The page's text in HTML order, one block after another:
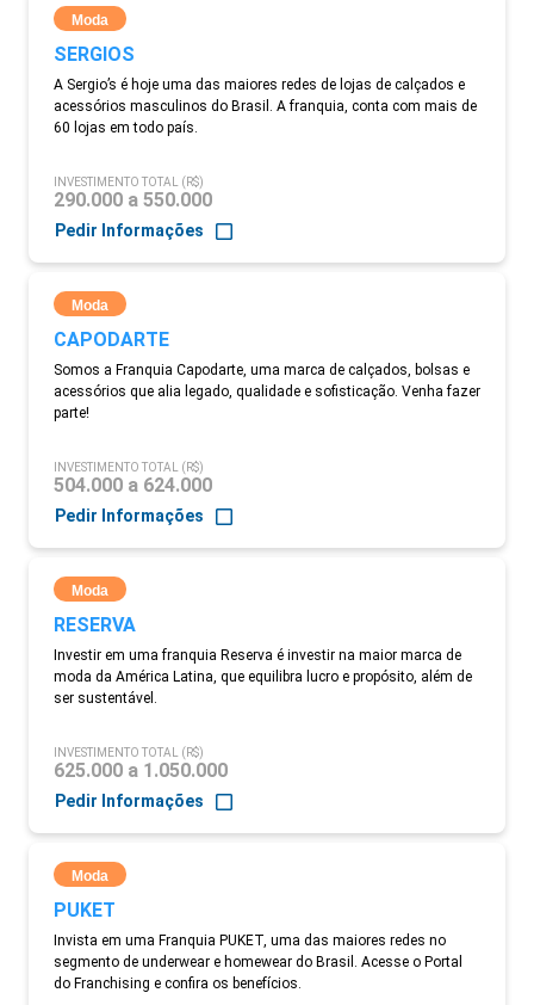
Moda
SERGIOS
A Sergio’s é hoje uma das maiores redes de lojas de calçados e
acessórios masculinos do Brasil. A franquia, conta com mais de
60 lojas em todo país.
INVESTIMENTO TOTAL (R$)
290.000 a 550.000
Pedir Informações
Moda
CAPODARTE
Somos a Franquia Capodarte, uma marca de calçados, bolsas e
acessórios que alia legado, qualidade e sofisticação. Venha fazer
parte!
INVESTIMENTO TOTAL (R$)
504.000 a 624.000
Pedir Informações
Moda
RESERVA
Investir em uma franquia Reserva é investir na maior marca de
moda da América Latina, que equilibra lucro e propósito, além de
ser sustentável.
INVESTIMENTO TOTAL (R$)
625.000 a 1.050.000
Pedir Informações
Moda
PUKET
Invista em uma Franquia PUKET, uma das maiores redes no
segmento de underwear e homewear do Brasil. Acesse o Portal
do Franchising e confira os benefícios.